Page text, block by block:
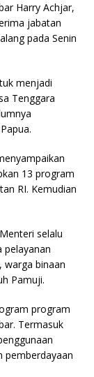
Harry Achjar,
jabatan
pada Senin
menjadi
Tenggara
13 program
RI. Kemudian
selalu
pelayanan
warga binaan
Pamuji.
program
Termasuk
pemberdayaan